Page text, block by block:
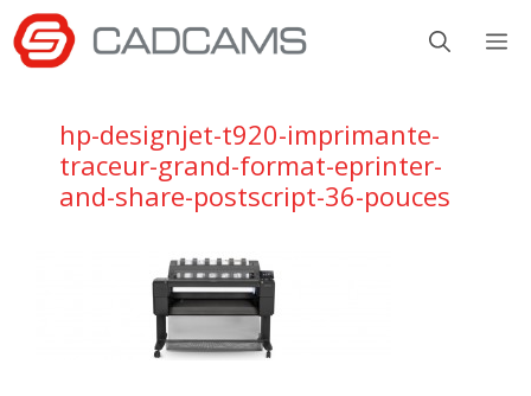
Aller
au
contenu
hp-designjet-t920-imprimante-
traceur-grand-format-eprinter-
and-share-postscript-36-pouces